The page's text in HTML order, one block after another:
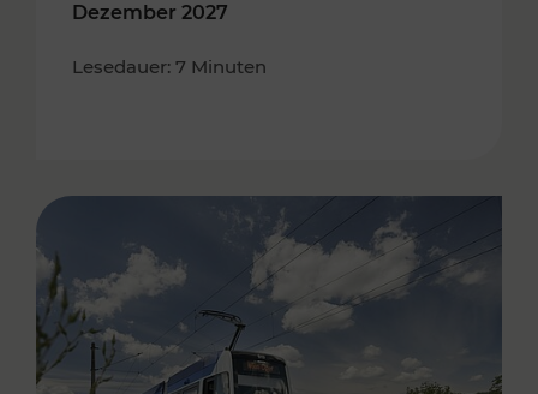
Dezember 2027
Lesedauer: 7 Minuten